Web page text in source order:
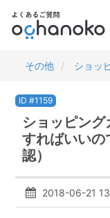
その他 ショッ
ID #1159
ショッピング
すればいいの
認）
2018-06-21